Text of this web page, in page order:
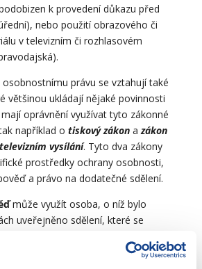
k provedení důkazu před
nebo použití obrazového či
v televizním či rozhlasovém
osobnostnímu právu se vztahují také
většinou ukládají nějaké povinnosti
oprávnění využívat tyto zákonné
například o tiskový zákonazákon
vysílání. Tyto dva zákony
prostředky ochrany osobnosti,
a právo na dodatečné sdělení.
může využít osoba, o níž bylo
uveřejněno sdělení, které se
jako konstatování faktu, nemůže